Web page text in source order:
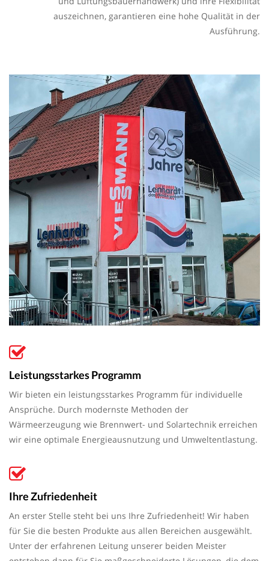
auszeichnen, garantieren eine hohe Qualität in der
Ausführung.
Leistungsstarkes Programm
Wir bieten ein leistungsstarkes Programm für individuelle
Ansprüche. Durch modernste Methoden der
Wärmeerzeugung wie Brennwert- und Solartechnik erreichen
wir eine optimale Energieausnutzung und Umweltentlastung.
Ihre Zufriedenheit
An erster Stelle steht bei uns Ihre Zufriedenheit! Wir haben
für Sie die besten Produkte aus allen Bereichen ausgewählt.
Unter der erfahrenen Leitung unserer beiden Meister